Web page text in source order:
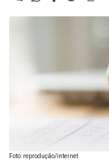
Foto: reprodução/internet